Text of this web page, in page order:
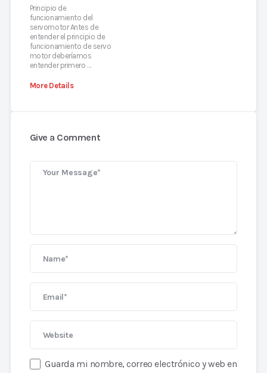
Principio de
funcionamiento del
servomotor Antes de
entender el principio de
funcionamiento de servo
motor deberíamos
entender primero …
More Details
Give a Comment
Guarda mi nombre, correo electrónico y web en